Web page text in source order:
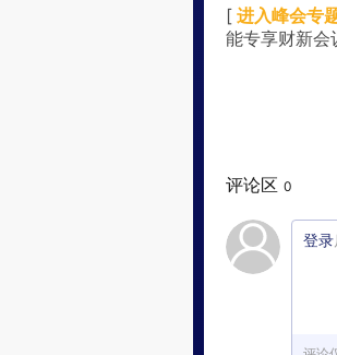
[ 进入峰会专
能专享财新会
评论区 0
登录